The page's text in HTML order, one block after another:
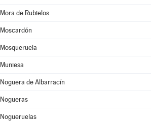
Mora de Rubielos
Moscardón
Mosqueruela
Muniesa
Noguera de Albarracín
Nogueras
Nogueruelas